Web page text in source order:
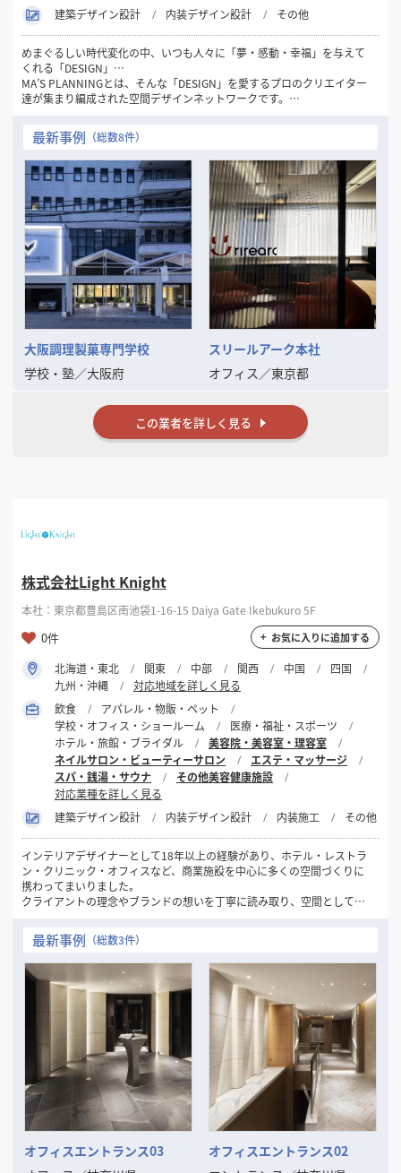
建築デザイン設計
内装デザイン設計 その他
めまぐるしい時代変化の中、いつも人々に「夢・感動・幸福」を与えて
くれる「DESIGN」…
MA’S PLANNINGとは、そんな「DESIGN」を愛するプロのクリエイター
達が集まり編成された空間デザインネットワークです。
1981年の創設以来32年間にわたり一貫して“人々にデザインを通して幸
せを感じてもらいたい…”
というシンプルなコンセプトを念頭に「愛のあるDESIGN」を数多くの
お客様に提供してまいりました。
現代のトレンド・ニーズの変化は一層加速し本質の見極めが困難となる
中、この思いを忘れず、変化を的確に捉えながらもけっして流されるこ
とのない
「普遍的DESIGNの可能性」をさらに追求してまいります。
そして、数々の商空間、住空間プランニングで培った確かな経験と実績
を裏付けに
お客様の良きビジネスパートナーとして「最良の空間づくり」をお手伝
いいたします。
最新事例 （総数8件）
大阪調理製菓専門学校
学校・塾／大阪府
スリールアーク本社
オフィス ／東京都
この業者を詳しく見る
株式会社Light Knight
本社：東京都豊島区南池袋1-16-15 Daiya Gate Ikebukuro 5F
0件 お気に入りに追加する
北海道・東北 関東 中部 関西 中国
四国
九州・沖縄
対応地域を詳しく見る
飲食
アパレル・物販・ペット
学校・オフィス・ショールーム
医療・福祉・スポーツ
ホテル・旅館・ブライダル
美容院・美容室・理容室
ネイルサロン・ビューティーサロン
エステ・マッサージ
スパ・銭湯・サウナ
その他美容健康施設
対応業種を詳しく見る
建築デザイン設計
内装デザイン設計 内装施工 その他
インテリアデザイナーとして18年以上の経験があり、ホテル・レストラ
ン・クリニック・オフィスなど、商業施設を中心に多くの空間づくりに
携わってまいりました。
クライアントの理念やブランドの想いを丁寧に読み取り、空間として表
がらも、他にはないアイデアとデザインの力で、価値ある空間の実現を
目指してきました。
また、企画から竣工まで一貫して一人の担当者が対応する体制を大切に
しており、意図のぶれない進行や安心感にもご好評をいただいていま
デザインの力で空間の魅力や機能を高めたいとお考えの方と、ご一緒で
きる機会を心より楽しみにしております。
最新事例 （総数3件）
オフィスエントランス03
オフィスエントランス02